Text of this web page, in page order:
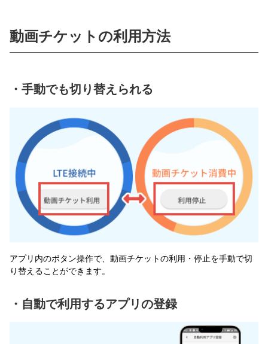
動画チケットの利用方法
・手動でも切り替えられる
アプリ内のボタン操作で、動画チケットの利用・停止を手動で切
り替えることができます。
・ 自動で利用するアプリの登録